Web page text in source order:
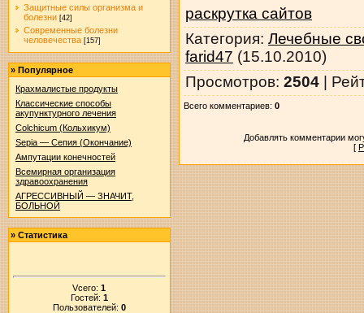
Защитные силы организма и
болезни [42]
Современные болезни
человечества [157]
» Популярное
Крахмалистые продукты
Классические способы
акупунктурного лечения
Colchicum (Кольхикум)
Sepia — Сепия (Окончание)
Ампутации конечностей
Всемирная организация
здравоохранения
АГРЕССИВНЫЙ — ЗНАЧИТ,
БОЛЬНОЙ
» Статистика
Vсего:1
Гостей: 1
Пользователей: 0
раскрутка сайтов
Категория: Лечебные
farid47 (15.10.2010)
Просмотров: 2504|
Всего комментариев: 0
Добавлять комментарии
[